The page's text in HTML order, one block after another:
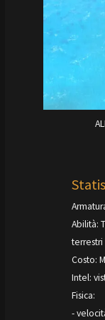
Abilità:
terrestri
Costo:
Intel:
Fisica:
-